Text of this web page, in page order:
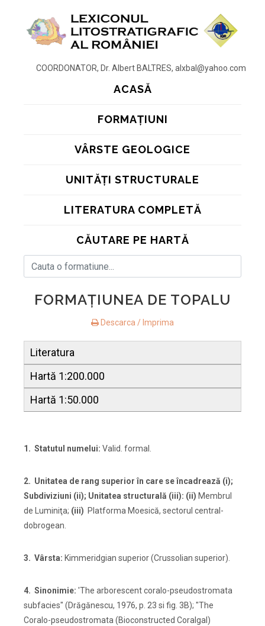
COORDONATOR, Dr. Albert BALTRES, alxbal@yahoo.com
ACASĂ
FORMAȚIUNI
VÂRSTE GEOLOGICE
UNITĂȚI STRUCTURALE
LITERATURA COMPLETĂ
CĂUTARE PE HARTĂ
FORMAŢIUNEA DE TOPALU
Descarca / Imprima
Literatura
Hartă 1:200.000
Hartă 1:50.000
1. Statutul numelui: Valid. formal.
2. Unitatea de rang superiorîn care se încadrează (i);
Subdiviziuni (ii); Unitatea structurală (iii): (ii) Membrul
de Luminiţa; (iii) Platforma Moesică, sectorul central-
dobrogean.
3. Vârsta: Kimmeridgian superior (Crussolian superior).
4. Sinonimie: 'The arborescent coralo-pseudostromata
subfacies" (Drăgănescu, 1976, p. 23 si fig. 3B); "The
Coralo-pseudostromata (Bioconstructed Coralgal)